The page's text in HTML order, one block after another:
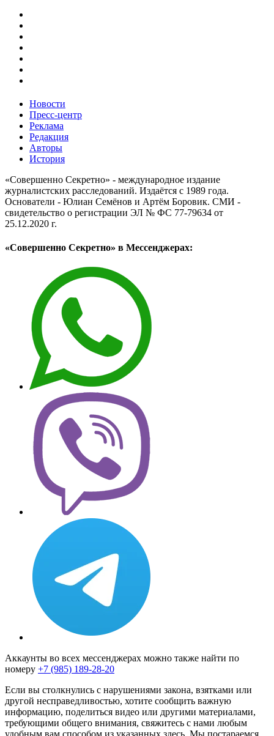
Новости
Пресс-центр
Реклама
Редакция
Авторы
История
«Совершенно Секретно» - международное издание
журналистских расследований. Издаётся с 1989 года.
Основатели - Юлиан Семёнов и Артём Боровик. CМИ -
свидетельство о регистрации ЭЛ № ФС 77-79634 от
25.12.2020 г.
«Совершенно Секретно» в Мессенджерах:
Аккаунты во всех мессенджерах можно также найти по
номеру +7 (985) 189-28-20
Если вы столкнулись с нарушениями закона, взятками или
другой несправедливостью, хотите сообщить важную
информацию, поделиться видео или другими материалами,
требующими общего внимания, свяжитесь с нами любым
удобным вам способом из указанных здесь. Мы постараемся